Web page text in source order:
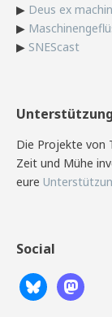
▶ Deus ex
▶
▶ SNEScast
Unterstützung
Die Projekte von
Zeit und Mühe
eure
Social